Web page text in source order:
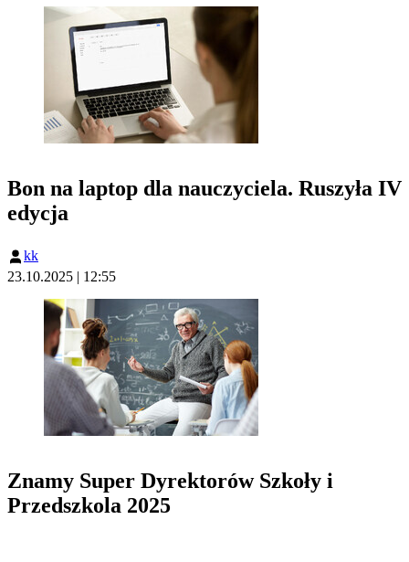
Bon na laptop dla nauczyciela. Ruszyła IV
edycja
kk
23.10.2025 | 12:55
Znamy Super Dyrektorów Szkoły i
Przedszkola 2025